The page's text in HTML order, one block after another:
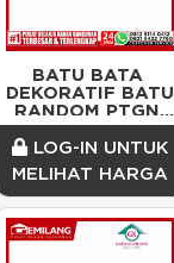
BATU BATA
DEKORATIF BATU
RANDOM PTGN
SEDANG
TEXTURE TEBAL
FRANCIOS/DOS
LOG-IN UNTUK
MELIHAT HARGA